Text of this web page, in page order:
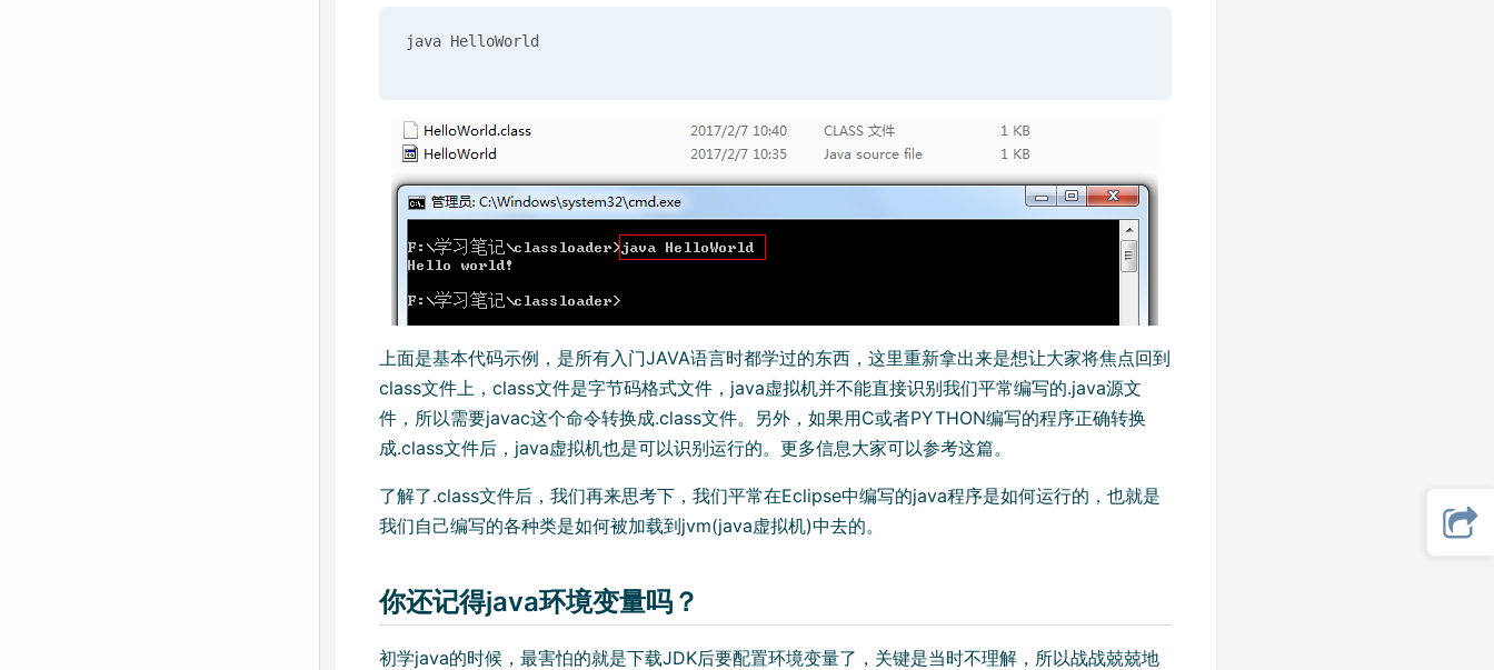
上面是基本代码示例，是所有入门JAVA语言时都学过的东西，这里重新拿出来是想让大家将焦点回到
class文件上，class文件是字节码格式文件，java虚拟机并不能直接识别我们平常编写的.java源文
件，所以需要javac这个命令转换成.class文件。另外，如果用C或者PYTHON编写的程序正确转换
成.class文件后，java虚拟机也是可以识别运行的。更多信息大家可以参考这篇。
了解了.class文件后，我们再来思考下，我们平常在Eclipse中编写的java程序是如何运行的，也就是
我们自己编写的各种类是如何被加载到jvm(java虚拟机)中去的。
你还记得java环境变量吗？
初学java的时候，最害怕的就是下载JDK后要配置环境变量了，关键是当时不理解，所以战战兢兢地